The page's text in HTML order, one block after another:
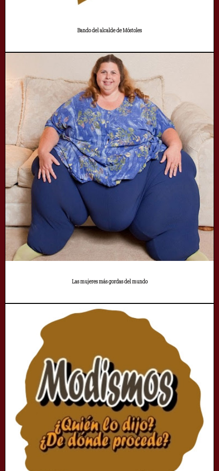
Bando del alcalde de Móstoles
Las mujeres más gordas del mundo